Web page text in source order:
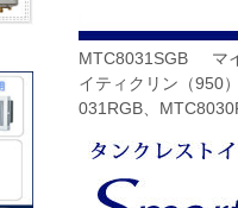
MTC8031SGB マ
イティクリン（
031RGB、